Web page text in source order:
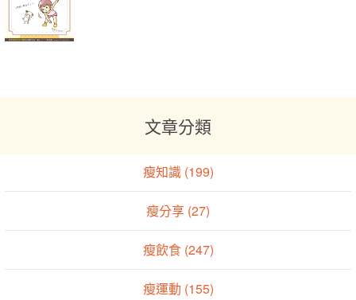
文章分類
瘦知識 (199)
瘦分享 (27)
瘦飲食 (247)
瘦運動 (155)